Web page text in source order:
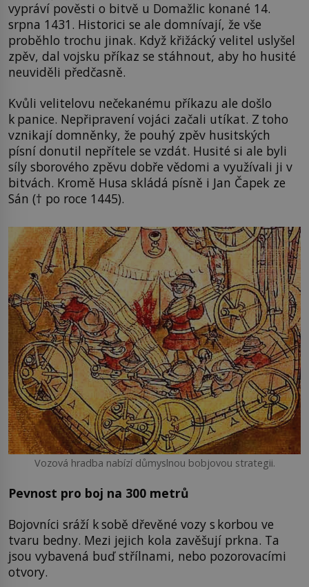
vypráví pověsti o bitvě u Domažlic konané 14.
srpna 1431. Historici se ale domnívají, že vše
proběhlo trochu jinak. Když křižácký velitel uslyšel
zpěv, dal vojsku příkaz se stáhnout, aby ho husité
neuviděli předčasně.
Kvůli velitelovu nečekanému příkazu ale došlo
k panice. Nepřipravení vojáci začali utíkat. Z toho
vznikají domněnky, že pouhý zpěv husitských
písní donutil nepřítele se vzdát. Husité si ale byli
síly sborového zpěvu dobře vědomi a využívali ji v
bitvách. Kromě Husa skládá písně i Jan Čapek ze
Sán († po roce 1445).
Vozová hradba nabízí důmyslnou bobjovou strategii.
Pevnost pro boj na 300 metrů
Bojovníci sráží k sobě dřevěné vozy s korbou ve
tvaru bedny. Mezi jejich kola zavěšují prkna. Ta
jsou vybavená buď střílnami, nebo pozorovacími
otvory.